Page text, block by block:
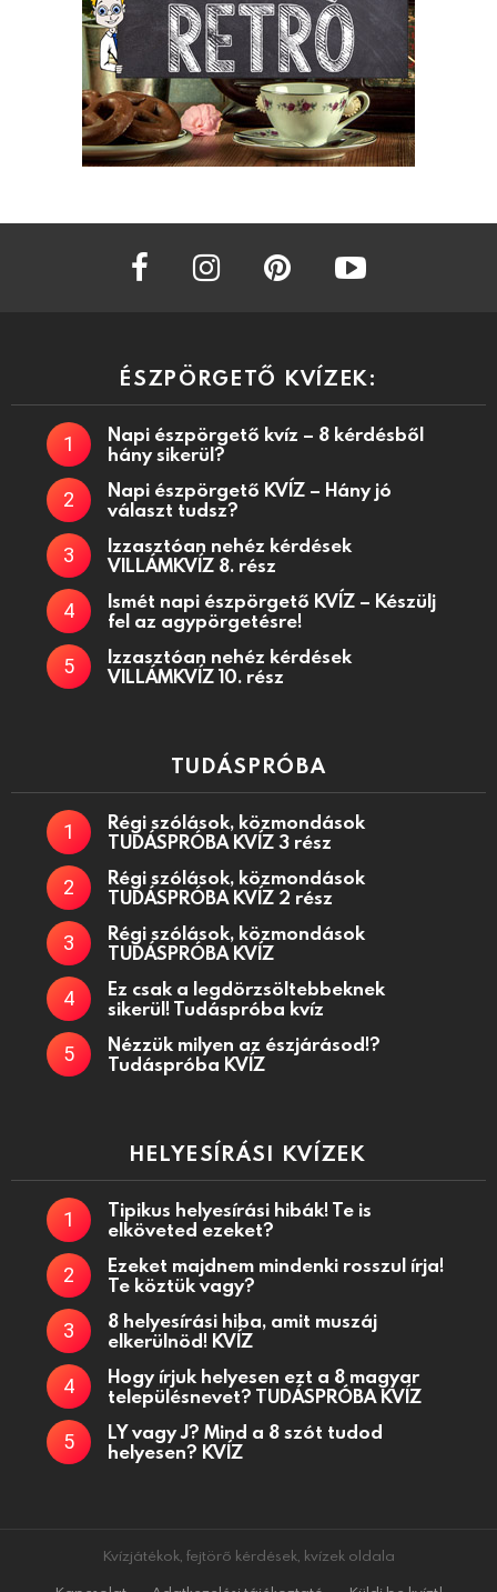
facebook instagram
ÉSZPÖRGETŐ KVÍZEK:
Napi észpörgető kvíz – 8 kérdésből
hány sikerül?
Napi észpörgető KVÍZ – Hány jó
választ tudsz?
Izzasztóan nehéz kérdések
VILLÁMKVÍZ 8. rész
Ismét napi észpörgető KVÍZ – Készülj
fel az agypörgetésre!
Izzasztóan nehéz kérdések
VILLÁMKVÍZ 10. rész
TUDÁSPRÓBA
Régi szólások, közmondások
TUDÁSPRÓBA KVÍZ 3 rész
Régi szólások, közmondások
TUDÁSPRÓBA KVÍZ 2 rész
Régi szólások, közmondások
TUDÁSPRÓBA KVÍZ
Ez csak a legdörzsöltebbeknek
sikerül! Tudáspróba kvíz
Nézzük milyen az észjárásod!?
Tudáspróba KVÍZ
HELYESÍRÁSI KVÍZEK
Tipikus helyesírási hibák! Te is
elköveted ezeket?
Ezeket majdnem mindenki rosszul írja!
Te köztük vagy?
8 helyesírási hiba, amit muszáj
elkerülnöd! KVÍZ
Hogy írjuk helyesen ezt a 8 magyar
településnevet? TUDÁSPRÓBA KVÍZ
LY vagy J? Mind a 8 szót tudod
helyesen? KVÍZ
Kvízjátékok, fejtörő kérdések, kvízek oldala